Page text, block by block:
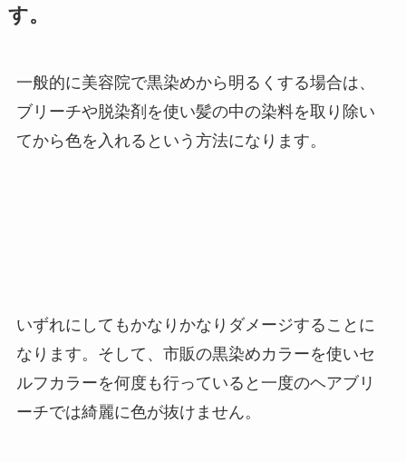
す。
一般的に美容院で黒染めから明るくする場合は、
ブリーチや脱染剤を使い髪の中の染料を取り除い
てから色を入れるという方法になります。
いずれにしてもかなりかなりダメージすることに
なります。そして、市販の黒染めカラーを使いセ
ルフカラーを何度も行っていると一度のヘアブリ
ーチでは綺麗に色が抜けません。